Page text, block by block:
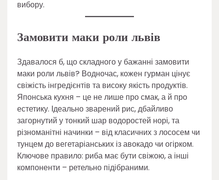
вибору.
Замовити маки роли львів
Здавалося б, що складного у бажанні замовити
маки роли львів? Водночас, кожен гурман цінує
свіжість інгредієнтів та високу якість продуктів.
Японська кухня – це не лише про смак, а й про
естетику. Ідеально зварений рис, дбайливо
загорнутий у тонкий шар водоростей норі, та
різноманітні начинки – від класичних з лососем чи
тунцем до вегетаріанських із авокадо чи огірком.
Ключове правило: риба має бути свіжою, а інші
компоненти – ретельно підібраними.